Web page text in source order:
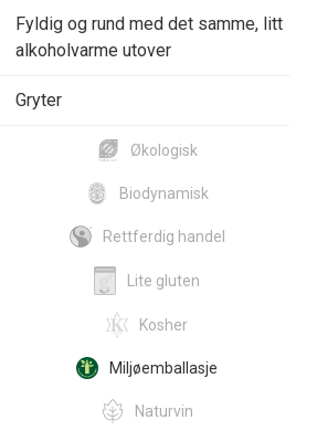
Fyldig og rund med det samme, litt
alkoholvarme utover
Gryter
Økologisk
Biodynamisk
Rettferdig handel
Lite gluten
Kosher
Miljøemballasje
Naturvin